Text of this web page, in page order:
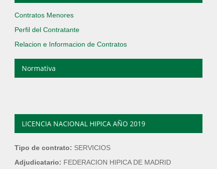
Contratos Menores
Perfil del Contratante
Relacion e Informacion de Contratos
Normativa
LICENCIA NACIONAL HIPICA AÑO 2019
Tipo de contrato: SERVICIOS
Adjudicatario: FEDERACION HIPICA DE MADRID